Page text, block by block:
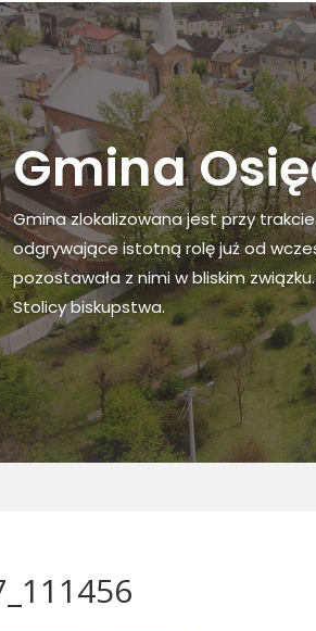
Obszar gminy Osięciny leży w
wschodniej części powiatu
na jednostki samorządowe. Gmina